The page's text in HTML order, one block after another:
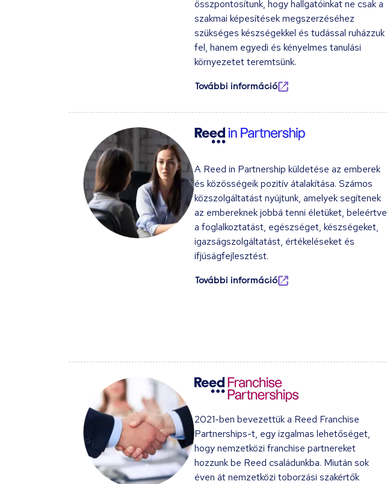
összpontosítunk, hogy hallgatóinkat ne csak a
szakmai képesítések megszerzéséhez
szükséges készségekkel és tudással ruházzuk
fel, hanem egyedi és kényelmes tanulási
környezetet teremtsünk.
További információ
A Reed in Partnership küldetése az emberek
és közösségeik pozitív átalakítása. Számos
közszolgáltatást nyújtunk, amelyek segítenek
az embereknek jobbá tenni életüket, beleértve
a foglalkoztatást, egészséget, készségeket,
igazságszolgáltatást, értékeléseket és
ifjúságfejlesztést.
További információ
2021-ben bevezettük a Reed Franchise
Partnerships-t, egy izgalmas lehetőséget,
hogy nemzetközi franchise partnereket
hozzunk be Reed családunkba. Miután sok
éven át nemzetközi toborzási szakértők